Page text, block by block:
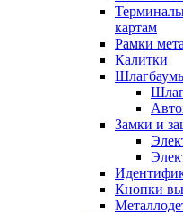
картам
Рамки
Калитки
Замки и
Кнопки